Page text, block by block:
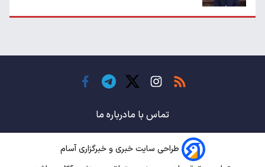
حسن روی هوا!
باشگاه های جهان
سروش رفیعی مقابل الریان فیکس است؟
تماس با مادرباره ما
طراحی سایت خبری و خبرگزاری آسام